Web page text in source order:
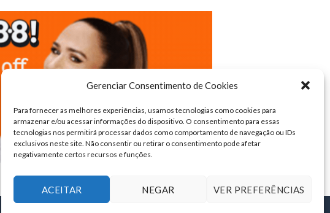
Gerenciar Consentimento de Cookies
Para fornecer as melhores experiências, usamos tecnologias como cookies para
armazenar e/ou acessar informações do dispositivo. O consentimento para essas
tecnologias nos permitirá processar dados como comportamento de navegação ou IDs
exclusivos neste site. Não consentir ou retirar o consentimento pode afetar
negativamente certos recursos e funções.
ACEITAR NEGAR VER PREFERÊNCIAS